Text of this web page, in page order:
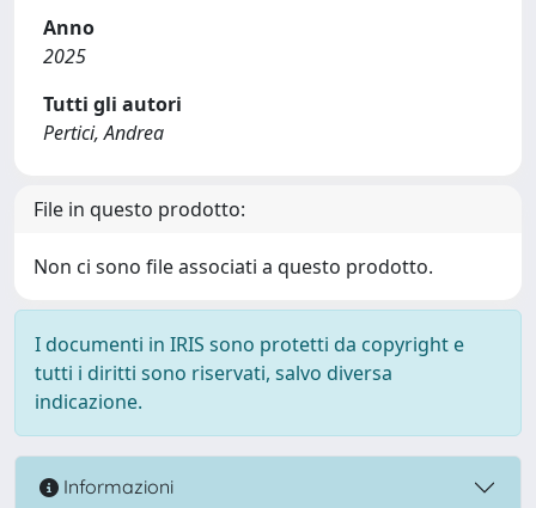
Anno
2025
Tutti gli autori
Pertici, Andrea
File in questo prodotto:
Non ci sono file associati a questo prodotto.
I documenti in IRIS sono protetti da copyright e
tutti i diritti sono riservati, salvo diversa
indicazione.
Informazioni